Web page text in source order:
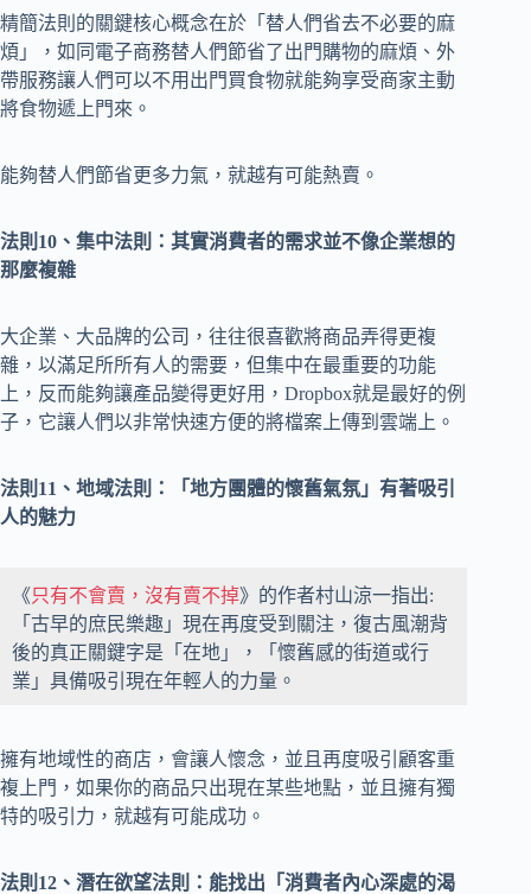
精簡法則的關鍵核心概念在於「替人們省去不必要的麻
煩」，如同電子商務替人們節省了出門購物的麻煩、外
帶服務讓人們可以不用出門買食物就能夠享受商家主動
將食物遞上門來。
能夠替人們節省更多力氣，就越有可能熱賣。
法則10、集中法則：其實消費者的需求並不像企業想的
那麼複雜
大企業、大品牌的公司，往往很喜歡將商品弄得更複
雜，以滿足所所有人的需要，但集中在最重要的功能
上，反而能夠讓產品變得更好用，Dropbox就是最好的例
子，它讓人們以非常快速方便的將檔案上傳到雲端上。
法則11、地域法則：「地方團體的懷舊氣氛」有著吸引
人的魅力
《只有不會賣，沒有賣不掉》的作者村山涼一指出:
「古早的庶民樂趣」現在再度受到關注，復古風潮背
後的真正關鍵字是「在地」，「懷舊感的街道或行
業」具備吸引現在年輕人的力量。
擁有地域性的商店，會讓人懷念，並且再度吸引顧客重
複上門，如果你的商品只出現在某些地點，並且擁有獨
特的吸引力，就越有可能成功。
法則12、潛在欲望法則：能找出「消費者內心深處的渴